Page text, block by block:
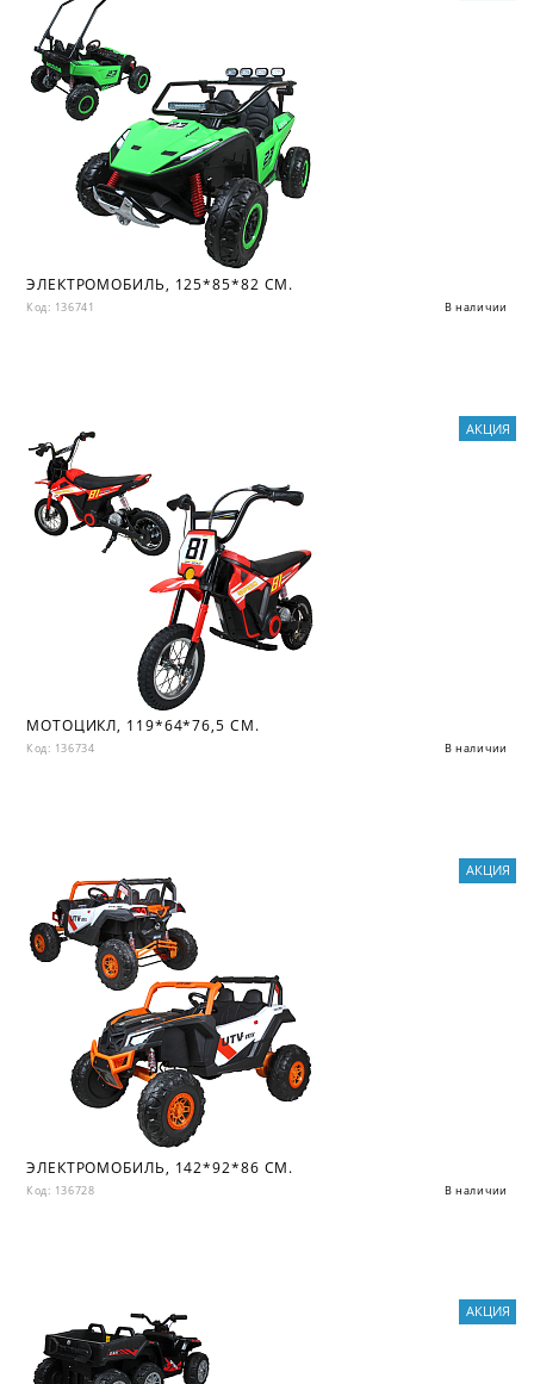
ЭЛЕКТРОМОБИЛЬ, 125*85*82 СМ.
Код: 136741 В наличии
МОТОЦИКЛ, 119*64*76,5 СМ.
Код: 136734 В наличии
АКЦИЯ
ЭЛЕКТРОМОБИЛЬ, 142*92*86 СМ.
Код: 136728 В наличии
АКЦИЯ
АКЦИЯ